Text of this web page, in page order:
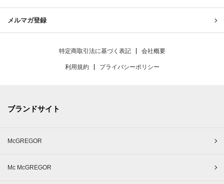
メルマガ登録
特定商取引法に基づく表記 会社概要
利用規約 プライバシーポリシー
ブランドサイト
McGREGOR
Mc McGREGOR